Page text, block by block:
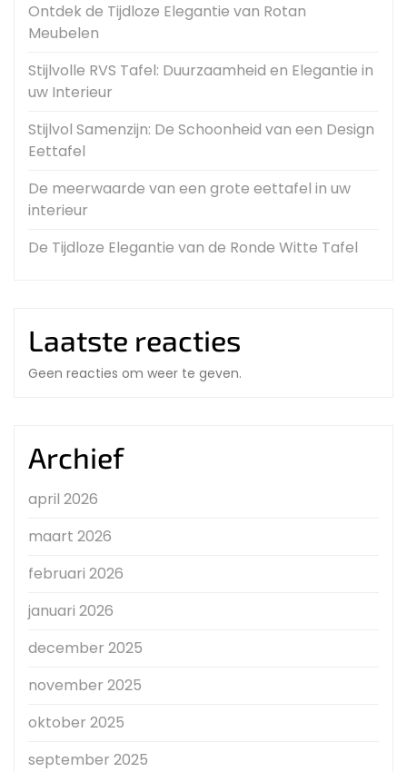
Ontdek de Tijdloze Elegantie van Rotan
Meubelen
Stijlvolle RVS Tafel: Duurzaamheid en Elegantie in
uw Interieur
Stijlvol Samenzijn: De Schoonheid van een Design
Eettafel
De meerwaarde van een grote eettafel in uw
interieur
De Tijdloze Elegantie van de Ronde Witte Tafel
Laatste reacties
Geen reacties om weer te geven.
Archief
april 2026
maart 2026
februari 2026
januari 2026
december 2025
november 2025
oktober 2025
september 2025